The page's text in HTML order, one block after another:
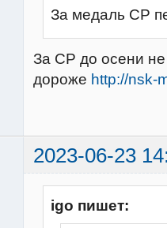
За медаль СР
За СР до осени не
дороже http://nsk-
2023-06-23
igo пишет: